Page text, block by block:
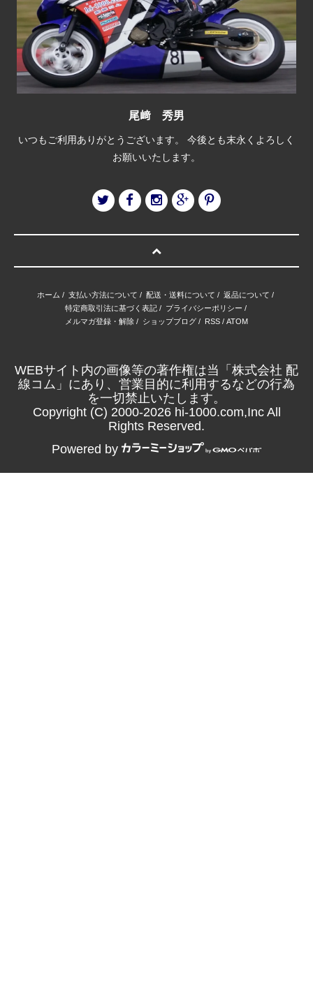
尾﨑 秀男
いつもご利用ありがとうございます。 今後とも末永くよろしく
お願いいたします。
ホーム / 支払い方法について / 配送・送料について / 返品について /
特定商取引法に基づく表記/ プライバシーポリシー /
メルマガ登録・解除 / ショップブログ / RSS / ATOM
WEBサイト内の画像等の著作権は当「株式会社 配
線コム」にあり、営業目的に利用するなどの行為
を一切禁止いたします。
Copyright (C) 2000-2026 hi-1000.com,Inc All
Rights Reserved.
Powered by